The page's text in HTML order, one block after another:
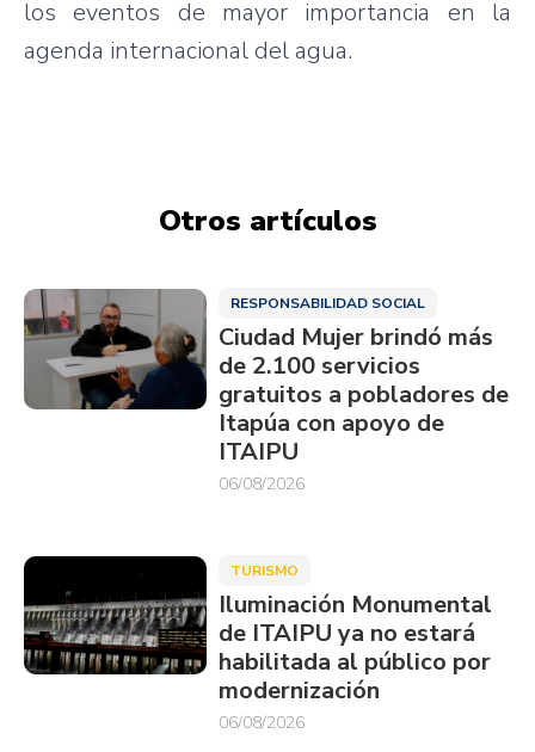
los eventos de mayor importancia en la
agenda internacional del agua.
Otros artículos
RESPONSABILIDAD SOCIAL
Ciudad Mujer brindó más
de 2.100 servicios
gratuitos a pobladores de
Itapúa con apoyo de
ITAIPU
06/08/2026
TURISMO
Iluminación Monumental
de ITAIPU ya no estará
habilitada al público por
modernización
06/08/2026